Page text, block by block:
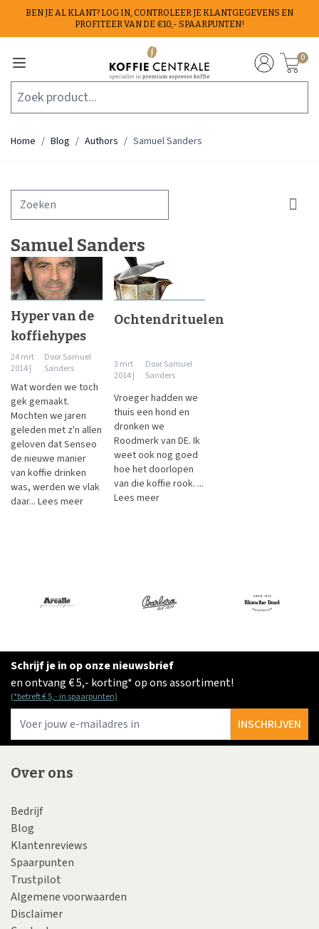
Ga naar de inhoud
BEN JE AL KLANT? LOG IN, CONTROLEER JE KLANTGEGEVENS EN
PROFITEER VAN DE €10,- SPAARPUNTEN!
Zoek product...
0
Home / Blog / Authors / Samuel Sanders
Samuel Sanders
Hyper van de
koffiehypes
24 mrt
2014 |
DoorSamuel
Sanders
Wat worden we toch
gek gemaakt.
Mochten we jaren
geleden met z'n allen
geloven dat Senseo
de nieuwe manier
van koffie drinken
was, werden we vlak
daar... Lees meer
Ochtendrituelen
3 mrt
2014 |
DoorSamuel
Sanders
Vroeger hadden we
thuis een hond en
dronken we
Roodmerk van DE. Ik
weet ook nog goed
hoe het doorlopen
van die koffie rook. ...
Lees meer
Schrijf je in op onze nieuwsbrief
en ontvang € 5,- korting* op ons assortiment!
(*betreft € 5,- in spaarpunten)
INSCHRIJVEN
Over ons
Bedrijf
Blog
Klantenreviews
Spaarpunten
Trustpilot
Algemene voorwaarden
Disclaimer